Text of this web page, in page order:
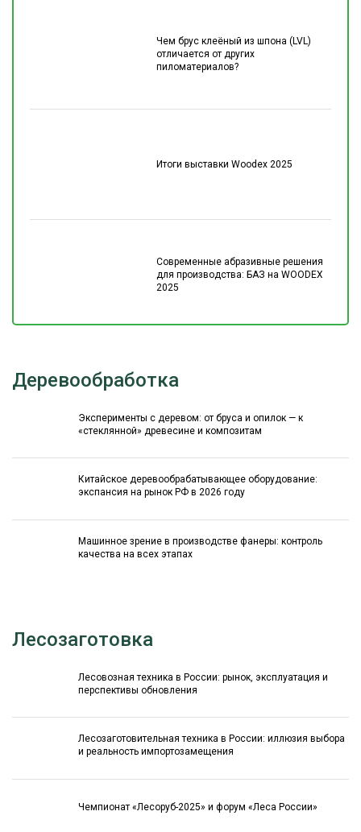
Чем брус клеёный из шпона (LVL)
отличается от других
пиломатериалов?
Итоги выставки Woodex 2025
Современные абразивные решения
для производства: БАЗ на WOODEX
2025
Деревообработка
Эксперименты с деревом: от бруса и опилок — к
«стеклянной» древесине и композитам
Китайское деревообрабатывающее оборудование:
экспансия на рынок РФ в 2026 году
Машинное зрение в производстве фанеры: контроль
качества на всех этапах
Лесозаготовка
Лесовозная техника в России: рынок, эксплуатация и
перспективы обновления
Лесозаготовительная техника в России: иллюзия выбора
и реальность импортозамещения
Чемпионат «Лесоруб-2025» и форум «Леса России»